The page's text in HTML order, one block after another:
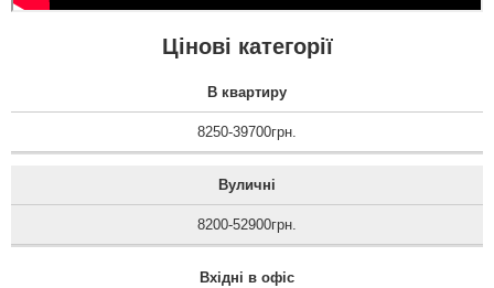
Цінові категорії
В квартиру
8250-39700грн.
Вуличні
8200-52900грн.
Вхідні в офіс